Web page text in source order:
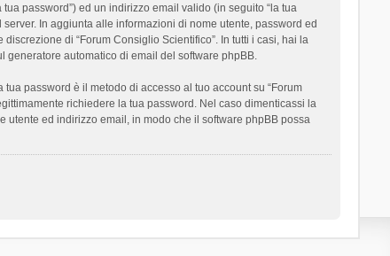
password”) ed un indirizzo email valido (in seguito “la tua
In aggiunta alle informazioni di nome utente, password ed
di “Forum Consiglio Scientifico”. In tutti i casi, hai la
generatore automatico di email del software phpBB.
password è il metodo di accesso al tuo account su “Forum
richiedere la tua password. Nel caso dimenticassi la
utente ed indirizzo email, in modo che il software phpBB possa